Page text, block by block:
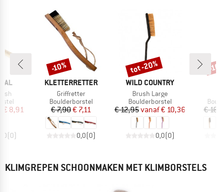
prijs
€ 8,91
(0)
MERK
KLETTERRETTER
Artikel
Griffretter
Productgroep
Boulderborstel
Prijs
€ 7,90Verlaagde prijs
€ 7,11
0,0(0)
Korting
-10%
MERK
WILD COUNTRY
Artikel
Brush Large
Productgroep
Boulderborstel
Prijs
€ 12,95 Verlaagde prijs
vanaf€ 10,36
0,0(0)
Korting
tot -20%
€
-
KLIMGREPEN SCHOONMAKEN MET KLIMBORSTELS